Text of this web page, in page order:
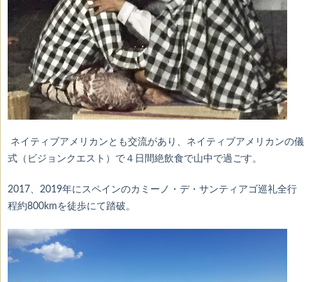
ネイティブアメリカンとも交流があり、ネイティブアメリカンの儀
式（ビジョンクエスト）で４日間絶飲食で山中で過ごす。
2017、2019年にスペインのカミーノ・デ・サンティアゴ巡礼全行
程約800kmを徒歩にて踏破。